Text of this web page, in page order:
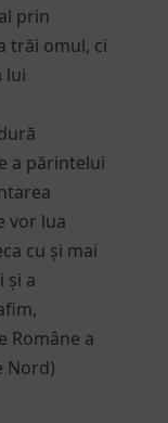
prin
trăi omul, ci
lui
a părintelui
vor lua
cu și mai
și a
Române a
Nord)